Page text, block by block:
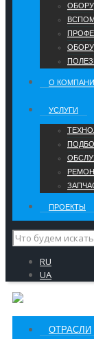
О
УCЛУГИ
ПРОЕКТЫ
RU
UA
ОТРАСЛИ